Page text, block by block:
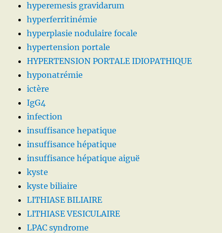
hyperemesis gravidarum
hyperferritinémie
hyperplasie nodulaire focale
hypertension portale
HYPERTENSION PORTALE IDIOPATHIQUE
hyponatrémie
ictère
IgG4
infection
insuffisance hepatique
insuffisance hépatique
insuffisance hépatique aiguë
kyste
kyste biliaire
LITHIASE BILIAIRE
LITHIASE VESICULAIRE
LPAC syndrome